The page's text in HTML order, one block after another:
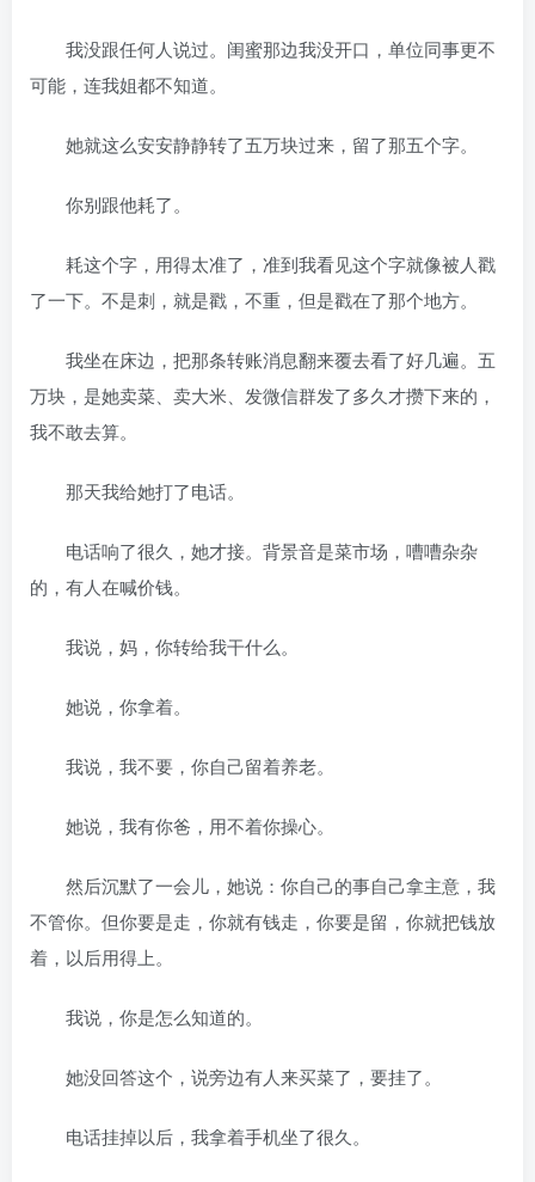
我没跟任何人说过。闺蜜那边我没开口，单位同事更不
可能，连我姐都不知道。
她就这么安安静静转了五万块过来，留了那五个字。
你别跟他耗了。
耗这个字，用得太准了，准到我看见这个字就像被人戳
了一下。不是刺，就是戳，不重，但是戳在了那个地方。
我坐在床边，把那条转账消息翻来覆去看了好几遍。五
万块，是她卖菜、卖大米、发微信群发了多久才攒下来的，
我不敢去算。
那天我给她打了电话。
电话响了很久，她才接。背景音是菜市场，嘈嘈杂杂
的，有人在喊价钱。
我说，妈，你转给我干什么。
她说，你拿着。
我说，我不要，你自己留着养老。
她说，我有你爸，用不着你操心。
然后沉默了一会儿，她说：你自己的事自己拿主意，我
不管你。但你要是走，你就有钱走，你要是留，你就把钱放
着，以后用得上。
我说，你是怎么知道的。
她没回答这个，说旁边有人来买菜了，要挂了。
电话挂掉以后，我拿着手机坐了很久。